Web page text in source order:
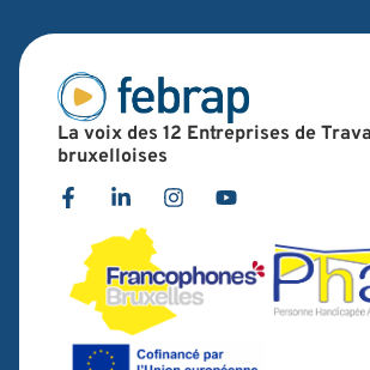
La voix des 12 Entreprises de
bruxelloises